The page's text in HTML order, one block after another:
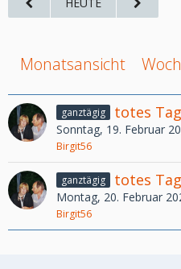
Monatsansicht
ganztägig totes
Sonntag, 19. Februar
Birgit56
ganztägig totes
Montag, 20. Februar
Birgit56